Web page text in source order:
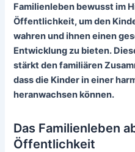
Familienleben bewusst im
Öffentlichkeit, um den
wahren und ihnen einen
Entwicklung zu bieten.
stärkt den familiären
dass die Kinder in einer
heranwachsen können.
Das Familienleben
Öffentlichkeit